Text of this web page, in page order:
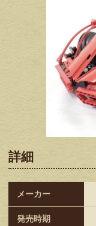
詳細
メーカー
発売時期